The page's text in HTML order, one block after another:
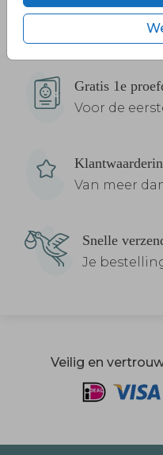
Gratis 1e
Voor de
Van meer
Snelle
Je
Veilig en